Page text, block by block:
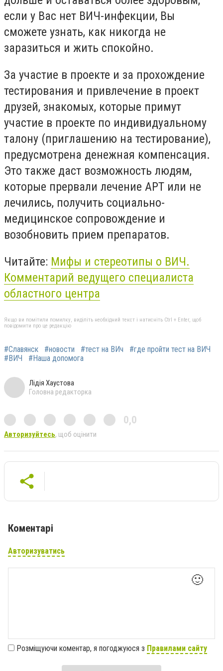
если у Вас нет ВИЧ-инфекции, Вы
сможете узнать, как никогда не
заразиться и жить спокойно.
За участие в проекте и за прохождение
тестирования и привлечение в проект
друзей, знакомых, которые примут
участие в проекте по индивидуальному
талону (приглашению на тестирование),
предусмотрена денежная компенсация.
Это также даст возможность людям,
которые прервали лечение АРТ или не
лечились, получить социально-
медицинское сопровождение и
возобновить прием препаратов.
Читайте: Мифы и стереотипы о ВИЧ.
Комментарий ведущего специалиста
областного центра
Якщо ви помітили помилку, виділіть необхідний текст і натисніть Ctrl + Enter, щоб
повідомити про це редакцію
#Славянск #новости #тест на ВИч
#где пройти тест на ВИЧ
#ВИЧ
#Наша допомога
Лідія Хаустова
Головна редакторка
0,0
Авторизуйтесь, щоб оцінити
Коментарі
Авторизуватись
🙂
Розміщуючи коментар, я погоджуюся з Правилами сайту